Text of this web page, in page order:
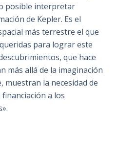
posible interpretar
de Kepler. Es el
más terrestre el que
para lograr este
que hace
más allá de la imaginación
muestran la necesidad de
a los